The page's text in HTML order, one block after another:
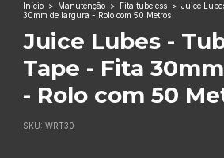
Início > Manutenção > Fita tubeless > Juice
30mm de largura - Rolo com 50 Metros
Juice Lubes -
Tape - Fita
- Rolo com 50
SKU: WRT30